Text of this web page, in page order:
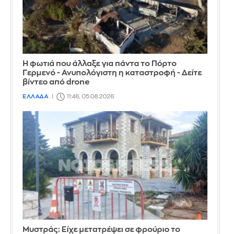
Η φωτιά που άλλαξε για πάντα το Πόρτο
Γερμενό - Ανυπολόγιστη η καταστροφή - Δείτε
βίντεο από drone
ΕΛΛΑΔΑ 11:46, 05.08.2026
Mυστράς: Είχε μετατρέψει σε φρούριο το